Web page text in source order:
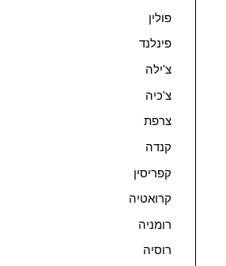
פולין
פינלנד
צ'ילה
צ'כיה
צרפת
קנדה
קפריסין
קרואטיה
רומניה
רוסיה